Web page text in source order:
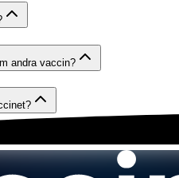
andra vaccin?